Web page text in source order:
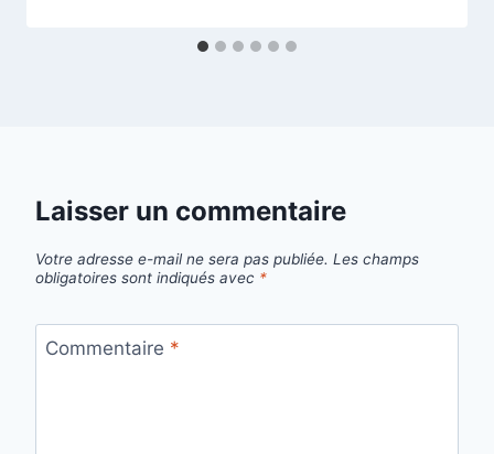
Laisser un commentaire
Votre adresse e-mail ne sera pas publiée. Les champs
obligatoires sont indiqués avec *
Commentaire *